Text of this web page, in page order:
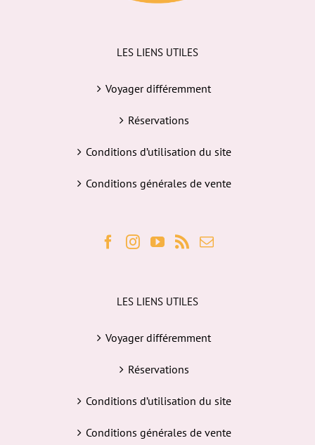
LES LIENS UTILES
Voyager différemment
Réservations
Conditions d’utilisation du site
Conditions générales de vente
LES LIENS UTILES
Voyager différemment
Réservations
Conditions d’utilisation du site
Conditions générales de vente